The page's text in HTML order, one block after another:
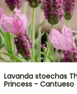
Lavanda stoechas
Princess - Cantueso